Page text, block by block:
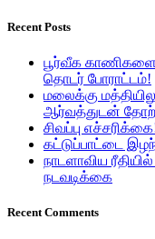
Recent Posts
பூர்வீக காணிகளை
தொடர் போராட்டம்!
மலைக்கு
ஆர்வத்துடன்
சிவப்பு
கட்டுப்பாட்டை
நாடளாவிய
நடவடிக்கை
Recent Comments